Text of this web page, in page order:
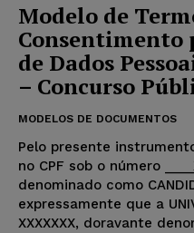
Modelo de
Consentimento
de Dados
– Concurso
MODELOS DE DOCUMENTOS
Pelo presente
no CPF sob o número
denominado como
expressamente que a
XXXXXXX, doravante